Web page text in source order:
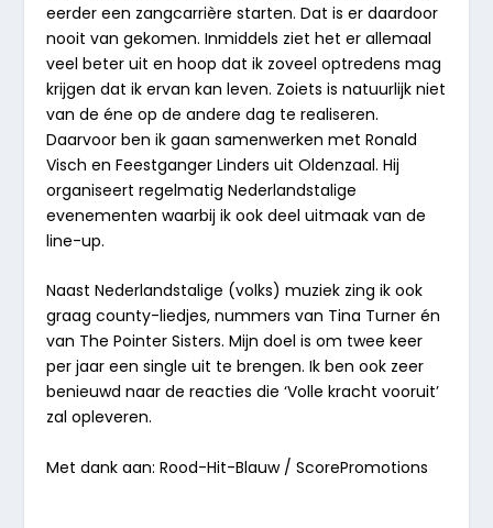
eerder een zangcarrière starten. Dat is er daardoor
nooit van gekomen. Inmiddels ziet het er allemaal
veel beter uit en hoop dat ik zoveel optredens mag
krijgen dat ik ervan kan leven. Zoiets is natuurlijk niet
van de éne op de andere dag te realiseren.
Daarvoor ben ik gaan samenwerken met Ronald
Visch en Feestganger Linders uit Oldenzaal. Hij
organiseert regelmatig Nederlandstalige
evenementen waarbij ik ook deel uitmaak van de
line-up.
Naast Nederlandstalige (volks) muziek zing ik ook
graag county-liedjes, nummers van Tina Turner én
van The Pointer Sisters. Mijn doel is om twee keer
perjaar een single uit te brengen. Ik ben ook zeer
benieuwd naar de reacties die ‘Vollekracht vooruit’
zal opleveren.
Met dank aan: Rood-Hit-Blauw / ScorePromotions